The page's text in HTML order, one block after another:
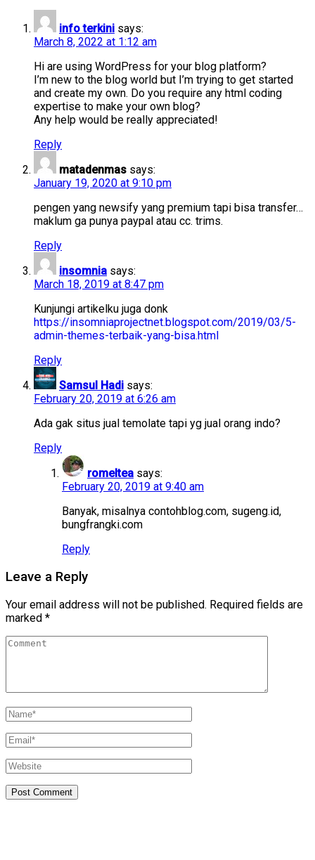
info terkini says:
March 8, 2022 at 1:12 am
Hi are using WordPress for your blog platform?
I’m new to the blog world but I’m trying to get started
and create my own. Do you require any html coding
expertise to make your own blog?
Any help would be really appreciated!
Reply
matadenmas says:
January 19, 2020 at 9:10 pm
pengen yang newsify yang premium tapi bisa transfer…
maklum ga punya paypal atau cc. trims.
Reply
insomnia says:
March 18, 2019 at 8:47 pm
Kunjungi artikelku juga donk
https://insomniaprojectnet.blogspot.com/2019/03/5-
admin-themes-terbaik-yang-bisa.html
Reply
Samsul Hadi says:
February 20, 2019 at 6:26 am
Ada gak situs jual temolate tapi yg jual orang indo?
Reply
romeltea says:
February 20, 2019 at 9:40 am
Banyak, misalnya contohblog.com, sugeng.id,
bungfrangki.com
Reply
Leave a Reply
Your email address will not be published. Required fields are
marked *